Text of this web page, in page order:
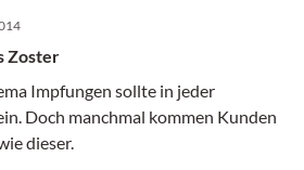
Zoster
Impfungen sollte in jeder
Doch manchmal kommen Kunden
dieser.